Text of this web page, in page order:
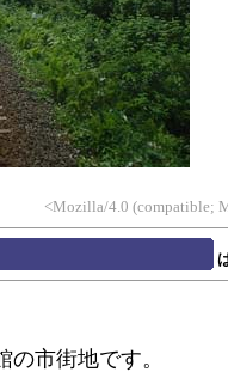
<Mozilla/4.0 (compatible;
市街地です。